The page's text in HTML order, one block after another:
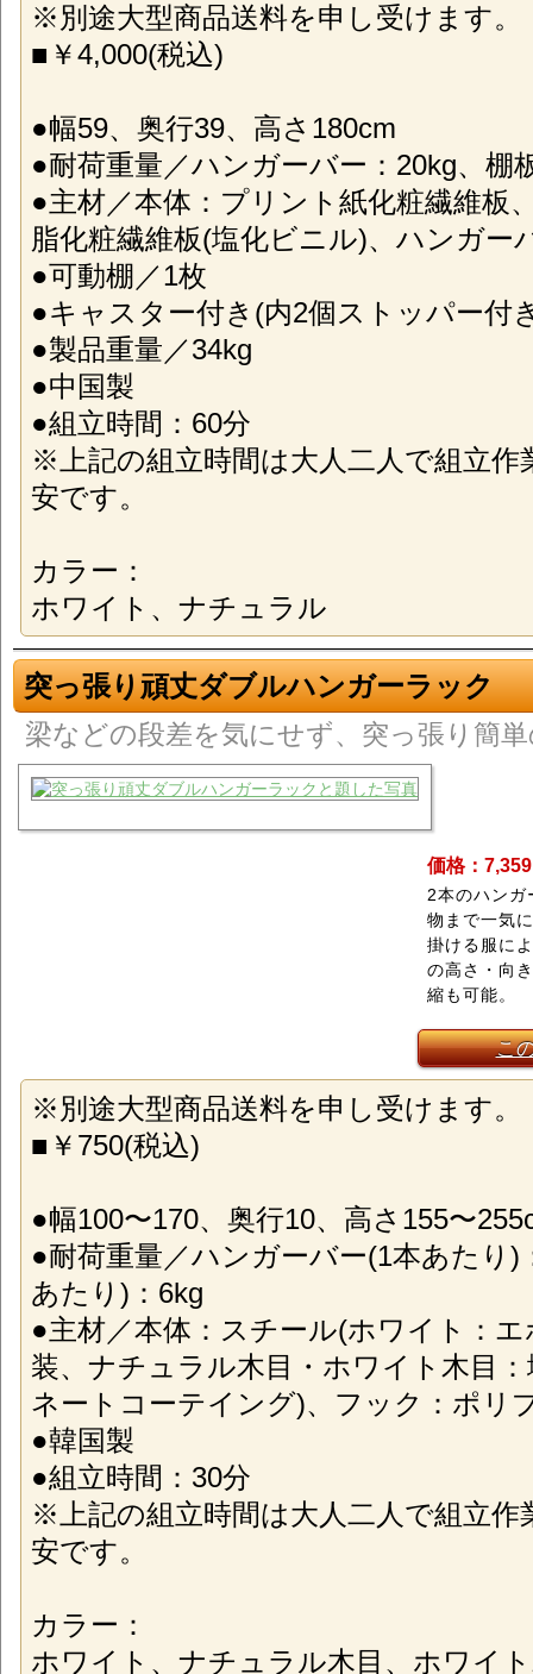
※別途大型商品送料を申し受けます。
■￥4,000(税込)
●幅59、奥行39、高さ180cm
●耐荷重量／ハンガーバー：20kg、棚
●主材／本体：プリント紙化粧繊維板
脂化粧繊維板(塩化ビニル)、ハンガー
●可動棚／1枚
●キャスター付き(内2個ストッパー付
●製品重量／34kg
●中国製
●組立時間：60分
※上記の組立時間は大人二人で組立作
安です。
カラー：
ホワイト、ナチュラル
突っ張り頑丈ダブルハンガーラック
梁などの段差を気にせず、突っ張り簡
価格：
2本のハンガ
物まで一気
掛ける服に
の高さ・向
縮も可能。
こ
※別途大型商品送料を申し受けます。
■￥750(税込)
●幅100〜170、奥行10、高さ155〜
●耐荷重量／ハンガーバー(1本あたり)
あたり)：6kg
●主材／本体：スチール(ホワイト：
装、ナチュラル木目・ホワイト木目
ネートコーテイング)、フック：ポリ
●韓国製
●組立時間：30分
※上記の組立時間は大人二人で組立作
安です。
カラー：
ホワイト、ナチュラル木目、ホワイ